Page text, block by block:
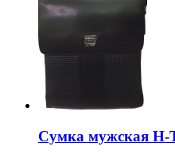
Сумка мужская H-